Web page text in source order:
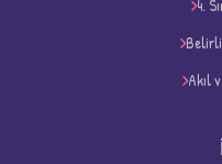
4.
Belirli
Akıl